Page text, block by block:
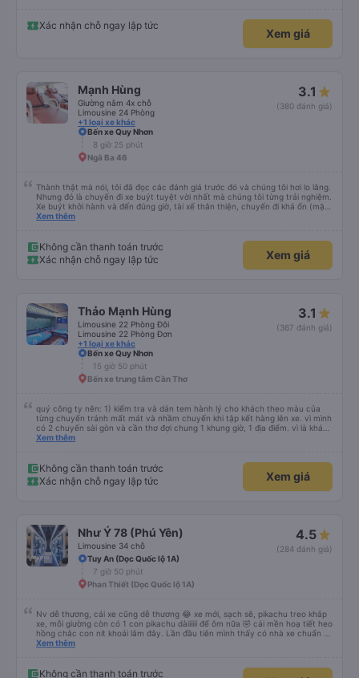
Xác nhận chỗ ngay lập tức
Xem giá
Mạnh Hùng
Giường nằm 4x chỗ
Limousine 24 Phòng
+1 loại xe khác
3.1
(380 đánh giá)
Bến xe Quy Nhơn
8 giờ 25 phút
Ngã Ba 46
Thành thật mà nói, tôi đã đọc các đánh giá trước đó và chúng tôi hơi lo lắng.
Nhưng đó là chuyến đi xe buýt tuyệt vời nhất mà chúng tôi từng trải nghiệm.
Xe buýt khởi hành và đến đúng giờ, tài xế thân thiện, chuyến đi khá ổn (mặc
dù vẫn hơi xóc, nhưng đó là đặc trưng của Việt Nam ^^), và chỗ ngồi thoải
Xem thêm
Không cần thanh toán trước
Xác nhận chỗ ngay lập tức
Xem giá
Thảo Mạnh Hùng
Limousine 22 Phòng Đôi
Limousine 22 Phòng Đơn
+1 loại xe khác
3.1
(367 đánh giá)
Bến xe Quy Nhơn
15 giờ 50 phút
Bến xe trung tâm Cần Thơ
quý công ty nên: 1) kiểm tra và dán tem hành lý cho khách theo màu của
từng chuyến tránh mất mát và nhầm chuyến khi tập kết hàng lên xe. vì mình
có 2 chuyến sài gòn và cần thơ đợi chung 1 khung giờ, 1 địa điểm. vì là khách
thân thiết của quý công ty nên rất hài lòng và tin tưởng. tuy nhiên rất mong
thì chắc chắn quy công ty là nhà xe được yêu thích và lựa chọn số 1 quy
nhơn. rất cảm ơn quý anh chị em cty cũng như chị Thảo đã lắng nghe và
tiếp nhận. " khách hàng thân thiết nhiều năm của nhà xe từ thời sinh viên"
Xem thêm
Không cần thanh toán trước
Xác nhận chỗ ngay lập tức
Xem giá
Như Ý 78 (Phú Yên)
Limousine 34 chỗ
4.5
(284 đánh giá)
Tuy An (Dọc Quốc lộ 1A)
7 giờ 50 phút
Phan Thiết (Dọc Quốc lộ 1A)
Nv dễ thương, cái xe cũng dễ thương 😂 xe mới, sạch sẽ, pikachu treo khắp
xe, mỗi giường còn có 1 con pikachu dàiiiiii để ôm nữa 🤣 cái mền hoạ tiết heo
hồng chắc con nít khoái lắm đây. Lần đầu tiên mình thấy có nhà xe chuẩn bị
cả bàn chải đánh răng. Có 2 ông bà cụ lên xe còn được nv dẫn tới tận nơi để
Xem thêm
Không cần thanh toán trước